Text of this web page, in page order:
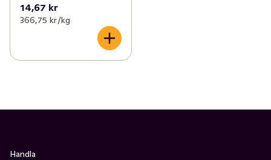
14,67 kr
366,75 kr /kg
Handla